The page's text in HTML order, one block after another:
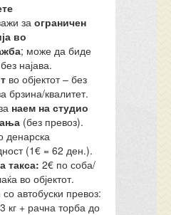
заограничен
во
; може да биде
најава.
во објектот – без
брзина/квалитет.
наем на студио
(без превоз).
денарска
(1€ = 62 ден.).
такса: 2€ по соба/
во објектот.
автобуски превоз:
кг + рачна торба до